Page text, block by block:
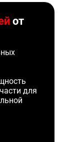
от
для